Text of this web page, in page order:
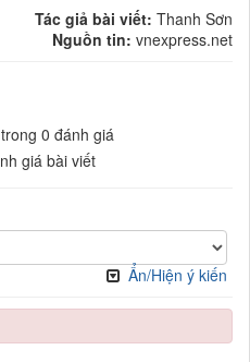
Tác giả bài viết: Thanh Sơn
Nguồn tin: vnexpress.net
0 đánh giá
giá bài viết
Ẩn/Hiện ý kiến